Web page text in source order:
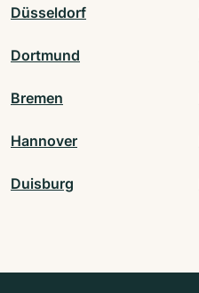
Düsseldorf
Dortmund
Bremen
Hannover
Duisburg